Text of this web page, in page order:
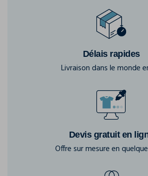
Délais rapides
Livraison dans le monde
Devis gratuit en
Offre sur mesure en